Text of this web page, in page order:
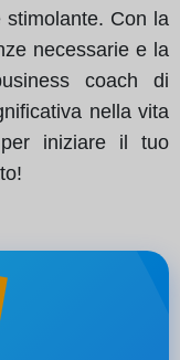
Con la
necessarie e la
coach di
nella vita
iniziare il tuo